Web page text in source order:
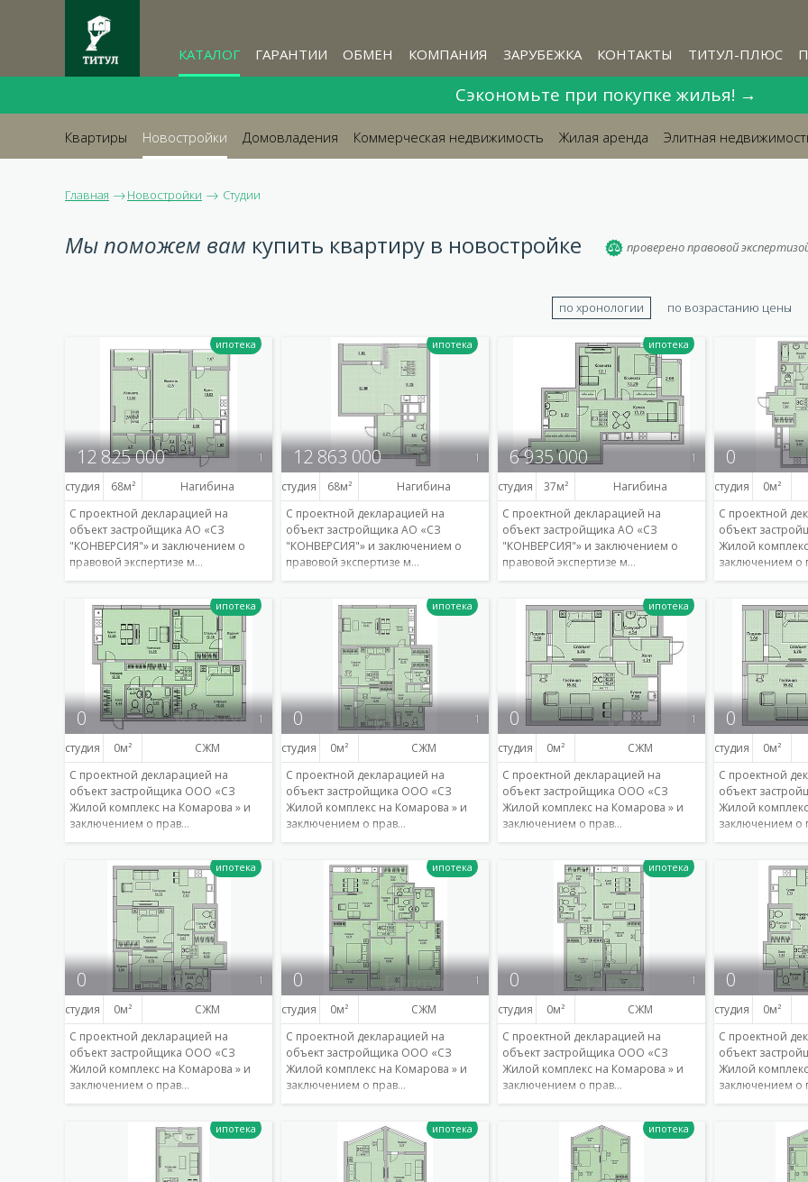
КАТАЛОГ ГАРАНТИИ ОБМЕН КОМПАНИЯ ЗАРУБЕЖКА КОНТАКТЫ ТИТУЛ-ПЛЮС
Сэкономьте при покупке жилья! →
Квартиры Новостройки Домовладения Коммерческая недвижимость Жилая аренда Элитная
Главная Новостройки Студии
Мы поможем вам купить квартиру в новостройке проверено правовой
по хронологии по возрастанию цены
12 825 000 1
студия 68
Нагибина
С проектной декларацией на
объект застройщика АО «СЗ
"КОНВЕРСИЯ"» и заключением о
правовой экспертизе м…
Подробнее
12 863 000 1
студия 68
Нагибина
С проектной декларацией на
объект застройщика АО «СЗ
"КОНВЕРСИЯ"» и заключением о
правовой экспертизе м…
Подробнее
6 935 000 1
студия 37
Нагибина
С проектной декларацией на
объект застройщика АО «СЗ
"КОНВЕРСИЯ"» и заключением о
правовой экспертизе м…
Подробнее
0
студия 0
С проектной
объект
Жилой
заключением о
0 1
студия 0
СЖМ
С проектной декларацией на
объект застройщика ООО «СЗ
Жилой комплекс на Комарова » и
заключением о прав…
Подробнее
0 1
студия 0
СЖМ
С проектной декларацией на
объект застройщика ООО «СЗ
Жилой комплекс на Комарова » и
заключением о прав…
Подробнее
0 1
студия 0
СЖМ
С проектной декларацией на
объект застройщика ООО «СЗ
Жилой комплекс на Комарова » и
заключением о прав…
Подробнее
0
студия 0
С проектной
объект
Жилой
заключением о
0 1
студия 0
СЖМ
С проектной декларацией на
объект застройщика ООО «СЗ
Жилой комплекс на Комарова » и
заключением о прав…
Подробнее
0 1
студия 0
СЖМ
С проектной декларацией на
объект застройщика ООО «СЗ
Жилой комплекс на Комарова » и
заключением о прав…
Подробнее
0 1
студия 0
СЖМ
С проектной декларацией на
объект застройщика ООО «СЗ
Жилой комплекс на Комарова » и
заключением о прав…
Подробнее
0
студия 0
С проектной
объект
Жилой
заключением о